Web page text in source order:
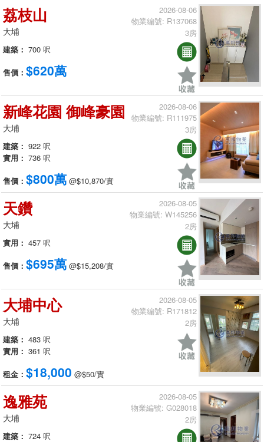
荔枝山
大埔
建築： 700 呎
售價： $620萬
2026-08-06
物業編號: R137068
3房
新峰花園 御峰豪園
大埔
建築： 922 呎
實用： 736 呎
售價： $800萬 @$10,870/實
2026-08-06
物業編號: R111975
3房
天鑽
大埔
實用： 457 呎
售價： $695萬 @$15,208/實
2026-08-05
物業編號: W145256
2房
大埔中心
大埔
建築： 483 呎
實用： 361 呎
租金： $18,000 @$50/實
2026-08-05
物業編號: R171812
2房
逸雅苑
大埔
建築： 724 呎
2026-08-05
物業編號: G028018
2房